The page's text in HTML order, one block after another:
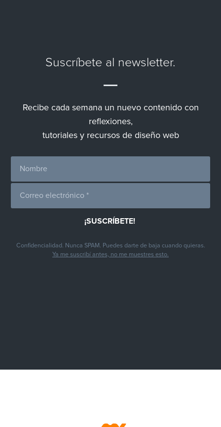
Suscríbete al newsletter.
Recibe cada semana un nuevo contenido con
reflexiones,
tutoriales y recursos de diseño web
Confidencialidad. Nunca SPAM. Puedes darte de baja cuando quieras.
Ya me suscribí antes, no me muestres esto.